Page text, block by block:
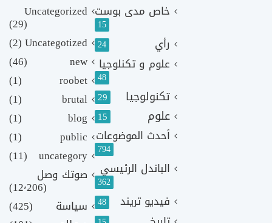
خاص مدى بوست
15
رأي 24
علوم و تكنلوجيا
48
تكنولوجيا 29
علوم 15
أحدث الموضوعات
794
الباندل الرئيسي
362
فيديو تريند 48
Uncategorized
(29)
Uncategotized
(2)
new
(46)
roobet
(1)
brutal
(1)
blog
(1)
public
(1)
uncategory
(11)
صوتك وصل
(12٬206)
سياسة
(425)